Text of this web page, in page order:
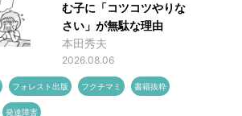
む子に「コツコツやりな
さい」が無駄な理由
本田秀夫
2026.08.06
フォレスト出版 フクチマミ 書籍抜粋
発達障害